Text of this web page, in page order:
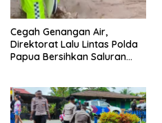
Cegah Genangan Air,
Direktorat Lalu Lintas Polda
Papua Bersihkan Saluran